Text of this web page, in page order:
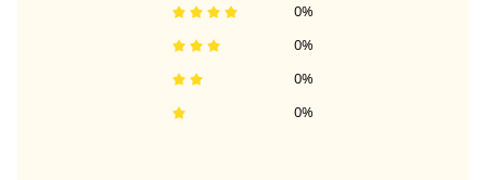
0%
0%
0%
0%